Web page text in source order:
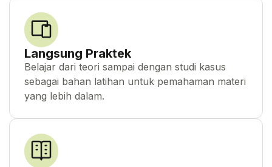
Langsung Praktek
Belajar dari teori sampai dengan studi kasus
sebagai bahan latihan untuk pemahaman materi
yang lebih dalam.